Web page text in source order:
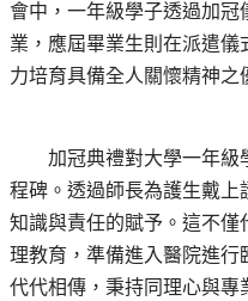
會中，一年級學子透過加
業，應屆畢業生則在派遣
力培育具備全人關懷精神之
加冠典禮對大學一年級
程碑。透過師長為護生戴上
知識與責任的賦予。這不
理教育，準備進入醫院進
代代相傳，秉持同理心與